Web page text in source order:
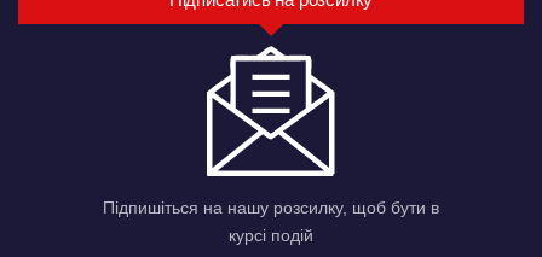
Підпишіться на нашу розсилку, щоб бути в
курсі подій